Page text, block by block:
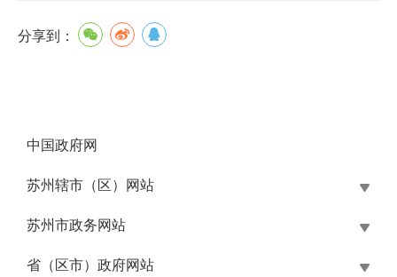
分享到：
中国政府网
苏州辖市（区）网站
苏州市政务网站
省（区市）政府网站